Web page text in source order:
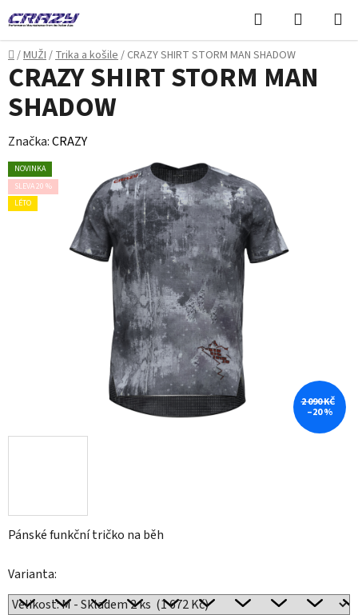
na
obsah
Hledat
KOŠÍK
Domů
/MUŽI/Trika a košile/ CRAZY SHIRT STORM MAN SHADOW
Pánské funkční tričko na běh
Varianta:
CRAZY SHIRT STORM MAN
SHADOW
Značka:CRAZY
NOVINKA
SLEVA 20 %
LÉTO
2 090 KČ
–20 %